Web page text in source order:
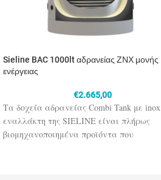
Sieline BAC 1000lt αδρανείας ΖΝΧ μονής
ενέργειας
€2.665,00
Τα δοχεία αδρανείας Combi Tank με inox
εναλλάκτη της SIELINE είναι πλήρως
βιομηχανοποιημένα προϊόντα που